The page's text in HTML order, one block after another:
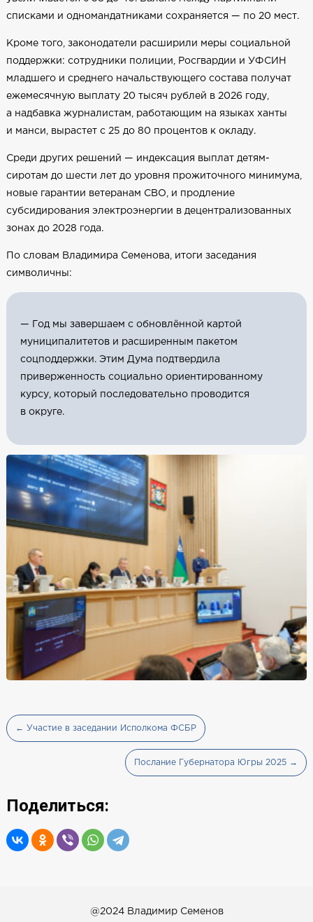
списками и одномандатниками сохраняется — по 20 мест.
Кроме того, законодатели расширили меры социальной
поддержки: сотрудники полиции, Росгвардии и УФСИН
младшего и среднего начальствующего состава получат
ежемесячную выплату 20 тысяч рублей в 2026 году,
а надбавка журналистам, работающим на языках ханты
и манси, вырастет с 25 до 80 процентов к окладу.
Среди других решений — индексация выплат детям-
сиротам до шести лет до уровня прожиточного минимума,
новые гарантии ветеранам СВО, и продление
субсидирования электроэнергии в децентрализованных
зонах до 2028 года.
По словам Владимира Семенова, итоги заседания
символичны:
— Год мы завершаем с обновлённой картой
муниципалитетов и расширенным пакетом
соцподдержки. Этим Дума подтвердила
приверженность социально ориентированному
курсу, который последовательно проводится
в округе.
← Участие в заседании Исполкома ФСБР
Послание Губернатора Югры 2025 →
Поделиться:
@2024 Владимир Семенов